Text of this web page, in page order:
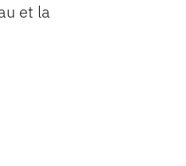
et la